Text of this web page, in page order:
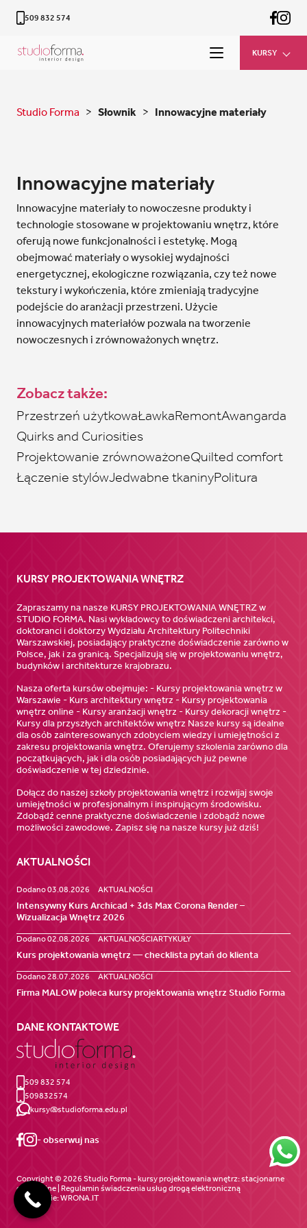
509 832 574
KURSY
Studio Forma > Słownik > Innowacyjne materiały
Innowacyjne materiały
Innowacyjne materiały to nowoczesne produkty i
technologie stosowane w projektowaniu wnętrz, które
oferują nowe funkcjonalności i estetykę. Mogą
obejmować materiały o wysokiej wydajności
energetycznej, ekologiczne rozwiązania, czy też nowe
tekstury i wykończenia, które zmieniają tradycyjne
podejście do aranżacji przestrzeni. Użycie
innowacyjnych materiałów pozwala na tworzenie
nowoczesnych i zrównoważonych wnętrz.
Zobacz także:
Przestrzeń użytkowaŁawkaRemontAwangarda
Quirks and Curiosities
Projektowanie zrównoważoneQuilted comfort
Łączenie stylówJedwabne tkaninyPolitura
KURSY PROJEKTOWANIA WNĘTRZ
Zapraszamy na nasze KURSY PROJEKTOWANIA WNĘTRZ w
STUDIO FORMA. Nasi wykładowcy to doświadczeni architekci,
doktoranci i doktorzy Wydziału Architektury Politechniki
Warszawskiej, posiadający praktyczne doświadczenie zarówno w
Polsce, jak i za granicą. Specjalizują się w projektowaniu wnętrz,
budynków i architekturze krajobrazu.
Nasza oferta kursów obejmuje: - Kursy projektowania wnętrz w
Warszawie - Kurs architektury wnętrz - Kursy projektowania
wnętrz online - Kursy aranżacji wnętrz - Kursy dekoracji wnętrz -
Kursy dla przyszłych architektów wnętrz Nasze kursy są idealne
dla osób zainteresowanych zdobyciem wiedzy i umiejętności z
zakresu projektowania wnętrz. Oferujemy szkolenia zarówno dla
początkujących, jak i dla osób posiadających już pewne
doświadczenie w tej dziedzinie.
Dołącz do naszej szkoły projektowania wnętrz i rozwijaj swoje
umiejętności w profesjonalnym i inspirującym środowisku.
Zdobądź cenne praktyczne doświadczenie i zdobądź nowe
możliwości zawodowe. Zapisz się na nasze kursy już dziś!
AKTUALNOŚCI
Dodano 03.08.2026 AKTUALNOŚCI
Intensywny Kurs Archicad + 3ds Max Corona Render –
Wizualizacja Wnętrz 2026
Dodano 02.08.2026 AKTUALNOŚCIARTYKUŁY
Kurs projektowania wnętrz — checklista pytań do klienta
Dodano 28.07.2026 AKTUALNOŚCI
Firma MALOW poleca kursy projektowania wnętrz Studio Forma
DANE KONTAKTOWE
509 832 574
509832574
kursy@studioforma.edu.pl
- obserwuj nas
Copyright © 2026 Studio Forma - kursy projektowania wnętrz: stacjonarne
oraz online | Regulamin świadczeniausług drogą elektroniczną
Wykonanie:WRONA.IT